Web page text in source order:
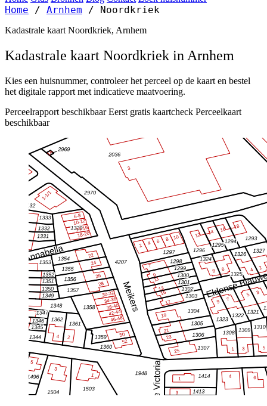
Home / Arnhem / Noordkriek
Kadastrale kaart Noordkriek, Arnhem
Kadastrale kaart Noordkriek in Arnhem
Kies een huisnummer, controleer het perceel op de kaart en bestel
het digitale rapport met indicatieve maatvoering.
Perceelrapport beschikbaar Eerst gratis kaartcheck Perceelkaart
beschikbaar